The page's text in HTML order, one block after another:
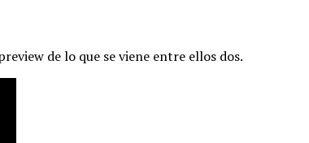
de lo que se viene entre ellos dos.